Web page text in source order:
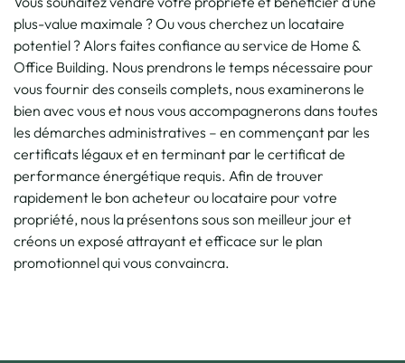
plus-value maximale ? Ou vous cherchez un locataire
potentiel ? Alors faites confiance au service de Home &
Office Building. Nous prendrons le temps nécessaire pour
vous fournir des conseils complets, nous examinerons le
bien avec vous et nous vous accompagnerons dans toutes
les démarches administratives – en commençant par les
certificats légaux et en terminant par le certificat de
performance énergétique requis. Afin de trouver
rapidement le bon acheteur ou locataire pour votre
propriété, nous la présentons sous son meilleur jour et
créons un exposé attrayant et efficace sur le plan
promotionnel qui vous convaincra.